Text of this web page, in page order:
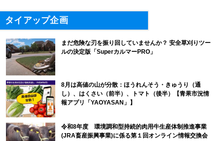
タイアップ企画
まだ危険な刃を振り回していませんか？ 安全草刈りツー
ルの決定版「SuperカルマーPRO」
8月は高値の山が分散：ほうれんそう・きゅうり（通
し）、はくさい（前半）、トマト（後半）【青果市況情
報アプリ「YAOYASAN」】
令和8年度 環境調和型持続的肉用牛生産体制推進事業
(JRA畜産振興事業)に係る第１回オンライン情報交換会